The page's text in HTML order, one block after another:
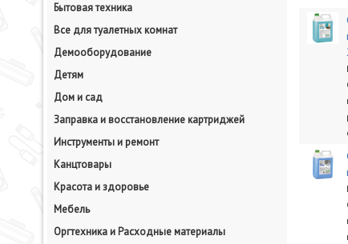
Бытовая техника
Все для туалетных комнат
Демооборудование
Детям
Дом и сад
Заправка и восстановление картриджей
Инструменты и ремонт
Канцтовары
Красота и здоровье
Мебель
Оргтехника и Расходные материалы